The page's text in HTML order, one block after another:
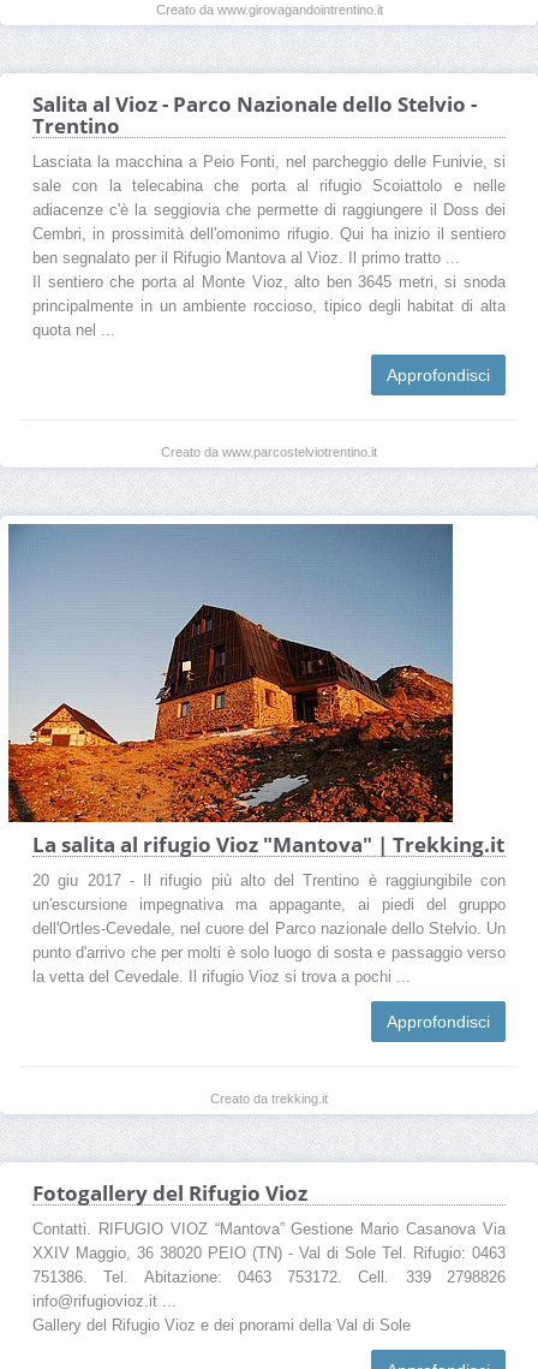
Creato da www.girovagandointrentino.it
Salita al Vioz - Parco Nazionale dello Stelvio -
Trentino
Lasciata la macchina a Peio Fonti, nel parcheggio delle Funivie, si
sale con la telecabina che porta al rifugio Scoiattolo e nelle
adiacenze c'è la seggiovia che permette di raggiungere il Doss dei
Cembri, in prossimità dell'omonimo rifugio. Qui ha inizio il sentiero
ben segnalato per il Rifugio Mantova al Vioz. Il primo tratto ...
Il sentiero che porta al Monte Vioz, alto ben 3645 metri, si snoda
principalmente in un ambiente roccioso, tipico degli habitat di alta
quota nel ...
Approfondisci
Creato da www.parcostelviotrentino.it
La salita al rifugio Vioz "Mantova" | Trekking.it
20 giu 2017 - Il rifugio più alto del Trentino è raggiungibile con
un'escursione impegnativa ma appagante, ai piedi del gruppo
dell'Ortles-Cevedale, nel cuore del Parco nazionale dello Stelvio. Un
punto d'arrivo che per molti è solo luogo di sosta e passaggio verso
la vetta del Cevedale. Il rifugio Vioz si trova a pochi ...
Approfondisci
Creato da trekking.it
Fotogallery del Rifugio Vioz
Contatti. RIFUGIO VIOZ “Mantova” Gestione Mario Casanova Via
XXIV Maggio, 36 38020 PEIO (TN) - Val di Sole Tel. Rifugio: 0463
751386. Tel. Abitazione: 0463 753172. Cell. 339 2798826
info@rifugiovioz.it ...
Gallery del Rifugio Vioz e dei pnorami della Val di Sole